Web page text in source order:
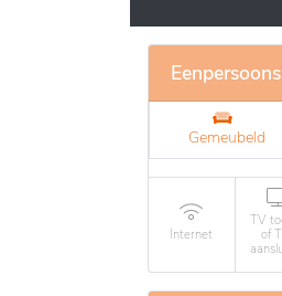
Gemeubeld
Internet
TV
of